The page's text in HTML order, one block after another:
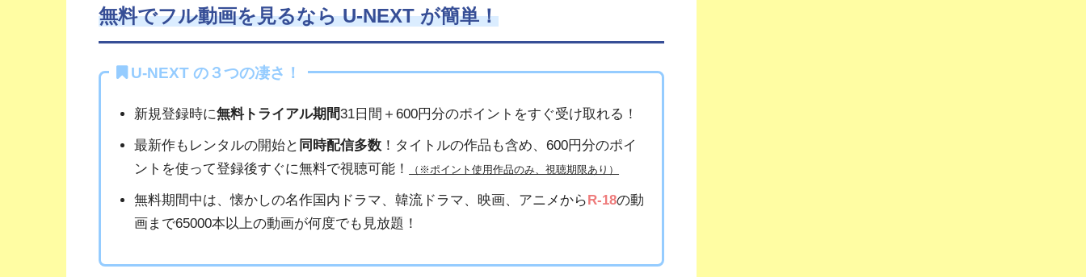
無料でフル動画を見るなら U-NEXT が簡単！
U-NEXT の３つの凄さ！
新規登録時に無料トライアル期間31日間＋600円分のポイントをすぐ受け取れる！
最新作もレンタルの開始と 同時配信多数 ！タイトルの作品も含め、600円分のポイ
ントを使って登録後すぐに無料で視聴可能！
（※ポイント使用作品のみ、視聴期限あり）
無料期間中は、懐かしの名作国内ドラマ、韓流ドラマ、映画、アニメからR-18の動
画まで65000本以上の動画が何度でも見放題！